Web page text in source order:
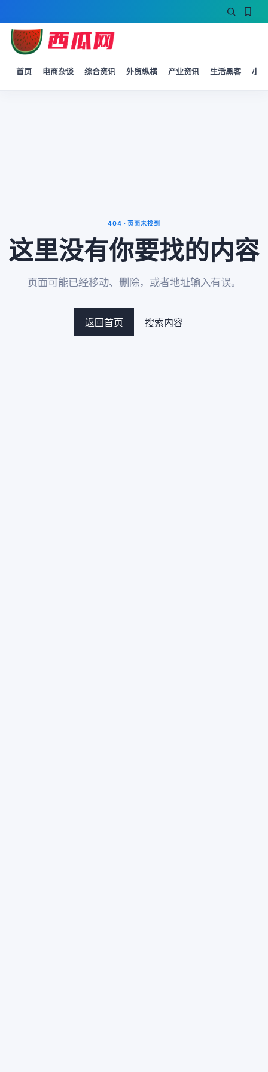
首页 电商杂谈 综合资讯 外贸纵横 产业资讯 生活黑客 小
404 · 页面未找到
这里没有你要找的内容
页面可能已经移动、删除，或者地址输入有误。
返回首页 搜索内容